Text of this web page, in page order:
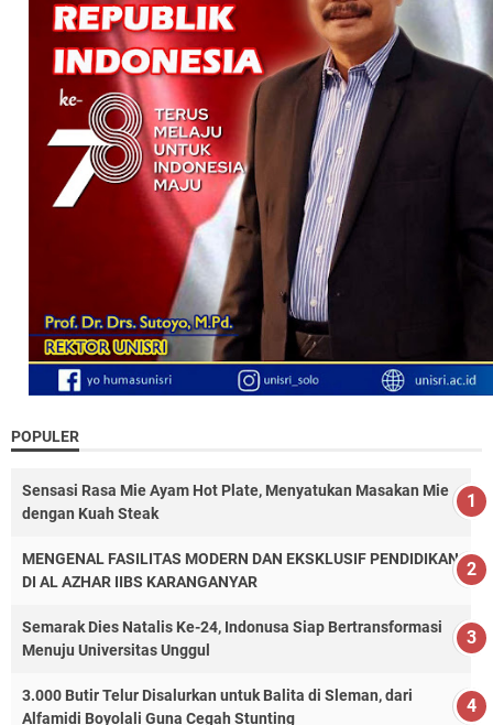
POPULER
Sensasi Rasa Mie Ayam Hot Plate, Menyatukan Masakan Mie
dengan Kuah Steak
MENGENAL FASILITAS MODERN DAN EKSKLUSIF PENDIDIKAN
DI AL AZHAR IIBS KARANGANYAR
Semarak Dies Natalis Ke-24, Indonusa Siap Bertransformasi
Menuju Universitas Unggul
3.000 Butir Telur Disalurkan untuk Balita di Sleman, dari
Alfamidi Boyolali Guna Cegah Stunting